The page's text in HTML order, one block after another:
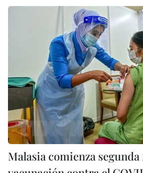
Malasia comienza segunda